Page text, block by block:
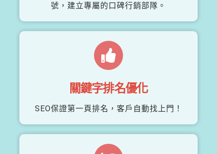
號，建立專屬的口碑行銷部隊。
關鍵字排名優化
SEO保證第一頁排名，客戶自動找上門！